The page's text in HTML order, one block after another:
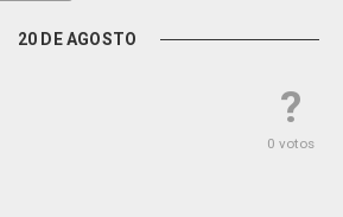
20 DE AGOSTO
?
0 votos